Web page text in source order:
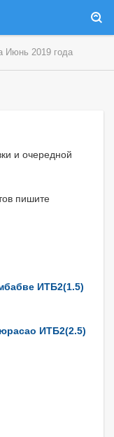
Июнь 2019 года
и очередной
пишите
ИТБ2(1.5)
ИТБ2(2.5)